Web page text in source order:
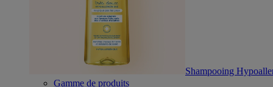
Shampooing
Gamme de produits